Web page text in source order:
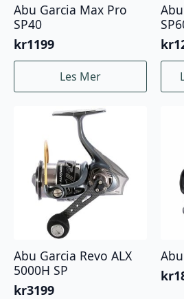
Abu Garcia Max Pro
SP40
kr1199
Les Mer
kr
Abu Garcia Revo ALX
5000H SP
kr3199
kr